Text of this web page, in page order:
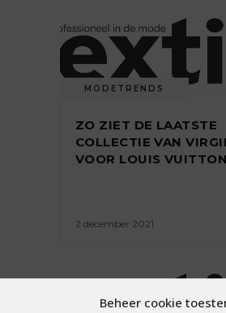
Beheer cookie
MODETRENDS
ZO ZIET DE LAATSTE
COLLECTIE VAN
VOOR LOUIS
2 december 2021